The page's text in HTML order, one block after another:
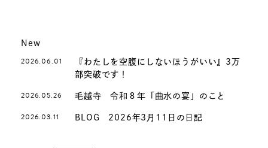
New
2026.06.01
『わたしを空腹にしないほうがいい』3万
部突破です！
2026.05.26 毛越寺 令和８年「曲水の宴」のこと
2026.03.11 BLOG 2026年3月11日の日記